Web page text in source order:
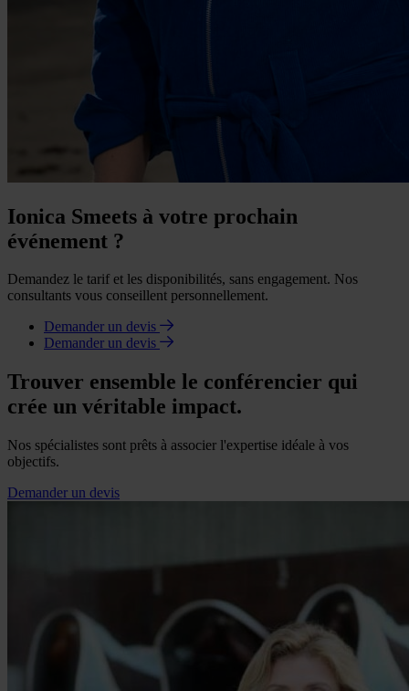
Ionica Smeets à votre prochain
événement ?
Demandez le tarif et les disponibilités, sans engagement. Nos
consultants vous conseillent personnellement.
Demander un devis
Demander un devis
Trouver ensemble le conférencier qui
crée un véritable impact.
Nos spécialistes sont prêts à associer l'expertise idéale à vos
objectifs.
Demander un devis